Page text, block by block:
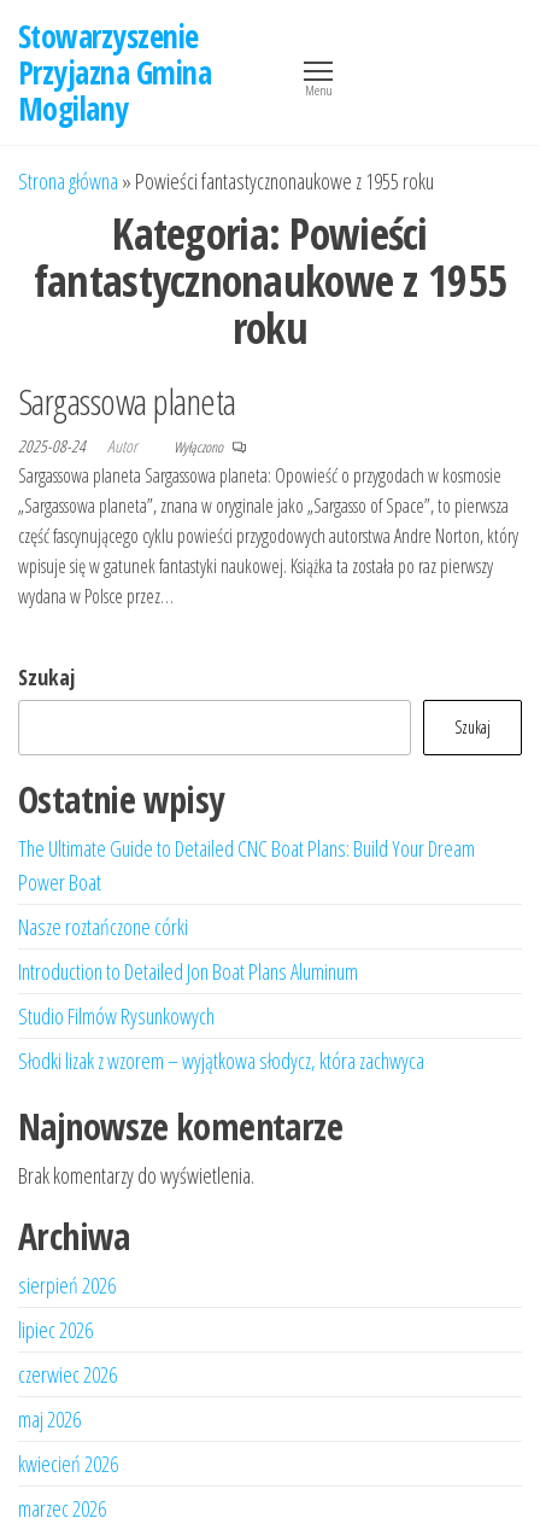
treści
Stowarzyszenie
Przyjazna Gmina
Mogilany
Menu
Strona główna » Powieści fantastycznonaukowe z 1955 roku
Kategoria: Powieści
fantastycznonaukowe z 1955
roku
Sargassowa planeta
2025-08-24 Autor Wyłączono
Sargassowa planeta Sargassowa planeta: Opowieść o przygodach w kosmosie
„Sargassowa planeta”, znana w oryginale jako „Sargasso of Space”, to pierwsza
część fascynującego cyklu powieści przygodowych autorstwa Andre Norton, który
wpisuje się w gatunek fantastyki naukowej. Książka ta została po raz pierwszy
wydana w Polsce przez…
Szukaj
Szukaj
Ostatnie wpisy
The Ultimate Guide to Detailed CNC Boat Plans: Build Your Dream
Power Boat
Nasze roztańczone córki
Introduction to Detailed Jon Boat Plans Aluminum
Studio Filmów Rysunkowych
Słodki lizak z wzorem – wyjątkowa słodycz, która zachwyca
Najnowsze komentarze
Brak komentarzy do wyświetlenia.
Archiwa
sierpień 2026
lipiec 2026
czerwiec 2026
maj 2026
kwiecień 2026
marzec 2026